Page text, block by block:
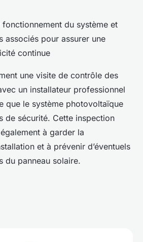
du système et
associés pour assurer une
continue
une visite de contrôle des
un installateur professionnel
que le système photovoltaïque
de sécurité. Cette inspection
à garder la
et à prévenir d’éventuels
du panneau solaire.